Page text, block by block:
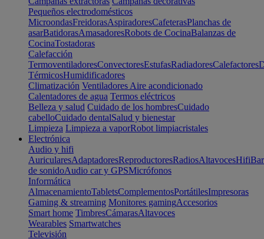
Pequeños electrodomésticos
MicroondasFreidorasAspiradoresCafeterasPlanchas de
asarBatidorasAmasadoresRobots de CocinaBalanzas de
CocinaTostadoras
Calefacción
TermoventiladoresConvectoresEstufasRadiadoresCalefactores
TérmicosHumidificadores
Climatización Ventiladores Aire acondicionado
Calentadores de agua Termos eléctricos
Belleza y salud Cuidado de los hombresCuidado
cabelloCuidado dentalSalud y bienestar
Limpieza Limpieza a vaporRobot limpiacristales
Electrónica
Audio y hifi
AuricularesAdaptadoresReproductoresRadiosAltavocesHifi
de sonidoAudio car y GPSMicrófonos
Informática
AlmacenamientoTabletsComplementosPortátilesImpresoras
Gaming & streaming Monitores gamingAccesorios
Smart home TimbresCámarasAltavoces
Wearables Smartwatches
Televisión